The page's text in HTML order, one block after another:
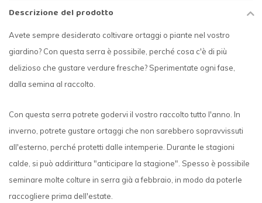
Descrizione del prodotto
Avete sempre desiderato coltivare ortaggi o piante nel vostro
giardino? Con questa serra è possibile, perché cosa c'è di più
delizioso che gustare verdure fresche? Sperimentate ogni fase,
dalla semina al raccolto.
Con questa serra potrete godervi il vostro raccolto tutto l'anno. In
inverno, potrete gustare ortaggi che non sarebbero sopravvissuti
all'esterno, perché protetti dalle intemperie. Durante le stagioni
calde, si può addirittura "anticipare la stagione". Spesso è possibile
seminare molte colture in serra già a febbraio, in modo da poterle
raccogliere prima dell'estate.